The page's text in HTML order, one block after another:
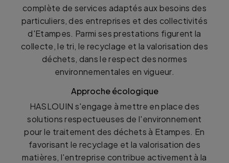
complète de services adaptés aux besoins des
particuliers, des entreprises et des collectivités
d'Etampes. Parmi ses prestations figurent la
collecte, le tri, le recyclage et la valorisation des
déchets, dans le respect des normes
environnementales en vigueur.
Approche écologique
HASLOUIN s'engage à mettre en place des
solutions respectueuses de l'environnement
pour le traitement des déchets à Etampes. En
favorisant le recyclage et la valorisation des
matières, l'entreprise contribue activement à la